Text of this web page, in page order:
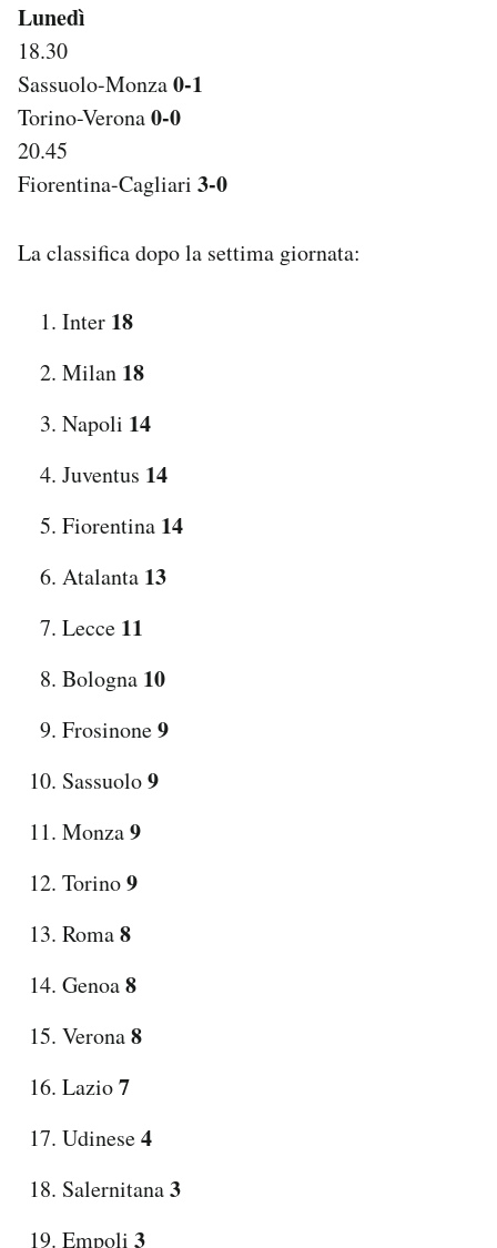
Lunedì
18.30
Sassuolo-Monza0-1
Torino-Verona0-0
20.45
Fiorentina-Cagliari 3-0
La classifica dopo la settima giornata:
Inter 18
Milan 18
Napoli 14
Juventus 14
Fiorentina 14
Atalanta 13
Lecce 11
Bologna 10
Frosinone9
Sassuolo9
Monza9
Torino9
Roma8
Genoa8
Verona8
Lazio7
Udinese4
Salernitana3
Empoli 3